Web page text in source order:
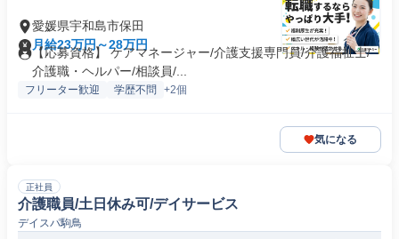
愛媛県宇和島市保田
月給23万円～28万円
【応募資格】 ケアマネージャー/介護支援専門員/介護福祉士/
介護職・ヘルパー/相談員/...
フリーター歓迎 学歴不問 +2個
気になる
正社員
介護職員/土日休み可/デイサービス
デイスパ駒鳥